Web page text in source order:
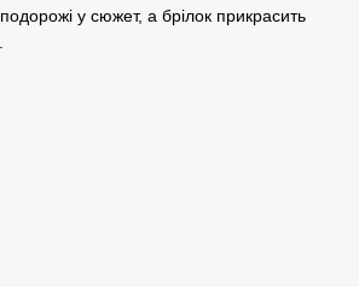
у сюжет, а брілок прикрасить